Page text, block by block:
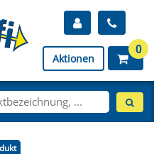
Aktionen
0